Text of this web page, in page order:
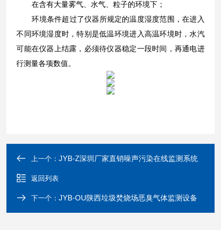
在含有大量雾气、水气、粒子的环境下；
环境条件超过了仪器所规定的温度湿度范围，在进入
不同环境湿度时，特别是低温环境进入高温环境时，水汽
可能在仪器上结露，必须待仪器稳定一段时间，再通电进
行测量各项数值。
上一个：JYB-Z深圳厂家直销噪声污染在线监测系统
返回列表
下一个：JYB-OU陕西垃圾焚烧场恶臭气体监测设备